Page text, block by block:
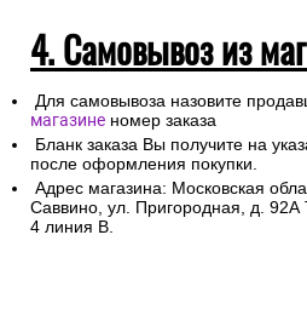
4. Самовывоз из
Для самовывоза назовите
магазине номер заказа
Бланк заказа Вы получите на
после оформления покупки.
Адрес магазина: Московская
Саввино, ул. Пригородная, д. 92А
4 линия В.